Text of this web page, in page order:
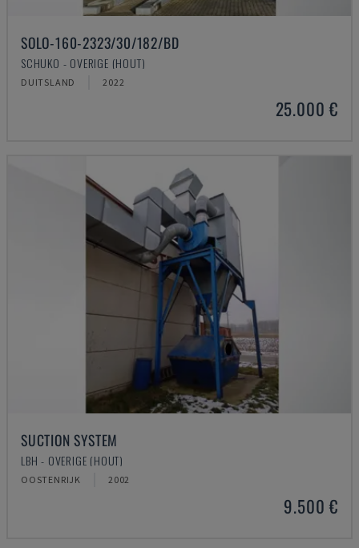
SOLO-160-2323/30/182/BD
SCHUKO - OVERIGE (HOUT)
DUITSLAND 2022
25.000 €
SUCTION SYSTEM
LBH - OVERIGE (HOUT)
OOSTENRIJK 2002
9.500 €